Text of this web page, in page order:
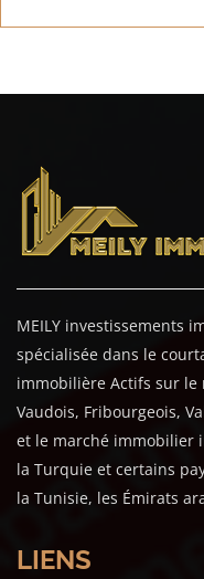
MEILY investissements
spécialisée dans le
immobilière Actifs sur
Vaudois, Fribourgeois,
et le marché immobilier
la Turquie et certains
la Tunisie, les Émirats
LIENS